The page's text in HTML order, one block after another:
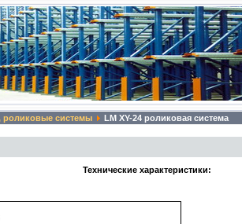
системы LM XY-24 роликовая система
Технические характеристики: